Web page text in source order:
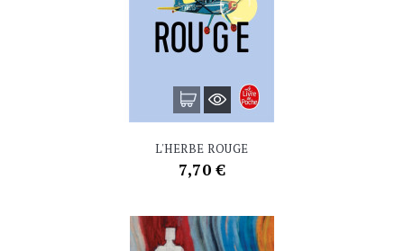
L'HERBE ROUGE
Prix
7,70 €